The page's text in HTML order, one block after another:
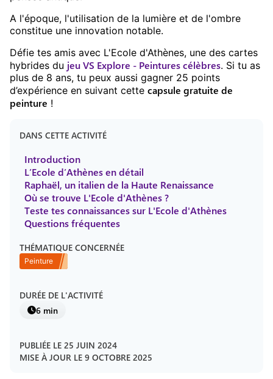
A l'époque, l'utilisation de la lumière et de l'ombre
constitue une innovation notable.
Défie tes amis avec L'Ecole d'Athènes, une des cartes
hybrides du jeuVS Explore - Peintures célèbres. Si tu as
plus de 8 ans, tu peux aussi gagner 25 points
d’expérience en suivant cette capsule gratuite de
peinture !
DANS CETTE ACTIVITÉ
Introduction
L’Ecole d’Athènes en détail
Raphaël, un italien de la Haute Renaissance
Où se trouve L'Ecole d'Athènes ?
Teste tes connaissances sur L'Ecole d'Athènes
Questions fréquentes
THÉMATIQUE CONCERNÉE
Peinture
DURÉE DE L'ACTIVITÉ
6 min
PUBLIÉE LE 25 JUIN 2024
MISE À JOUR LE 9 OCTOBRE 2025